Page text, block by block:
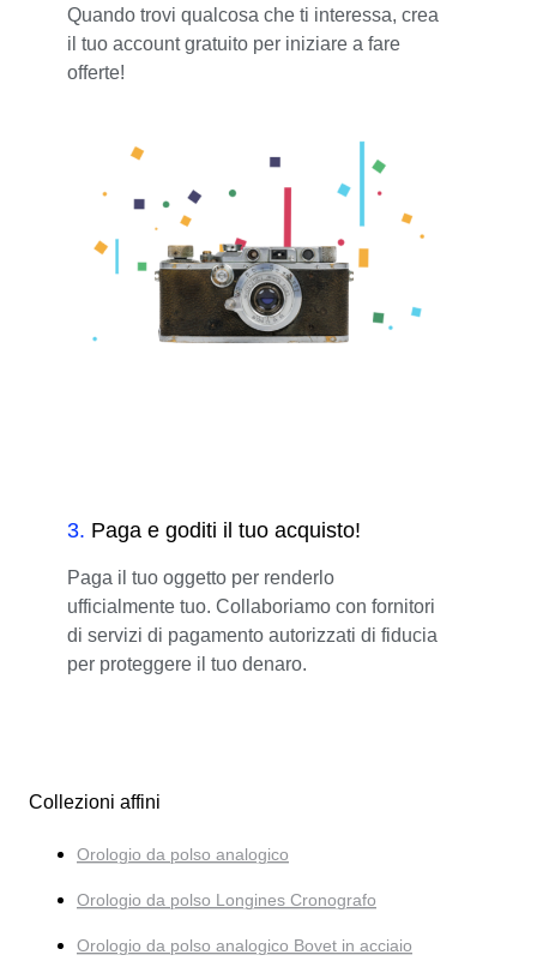
Quando trovi qualcosa che ti interessa, crea
il tuo account gratuito per iniziare a fare
offerte!
3. Paga e goditi il tuo acquisto!
Paga il tuo oggetto per renderlo
ufficialmente tuo. Collaboriamo con fornitori
di servizi di pagamento autorizzati di fiducia
per proteggere il tuo denaro.
Collezioni affini
Orologio da polso analogico
Orologio da polso Longines Cronografo
Orologio da polso analogico Bovet in acciaio